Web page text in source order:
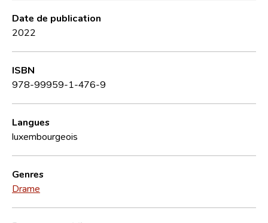
Date de publication
2022
ISBN
978-99959-1-476-9
Langues
luxembourgeois
Genres
Drame